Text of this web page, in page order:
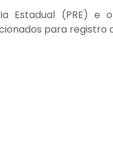
Estadual (PRE)
para registro